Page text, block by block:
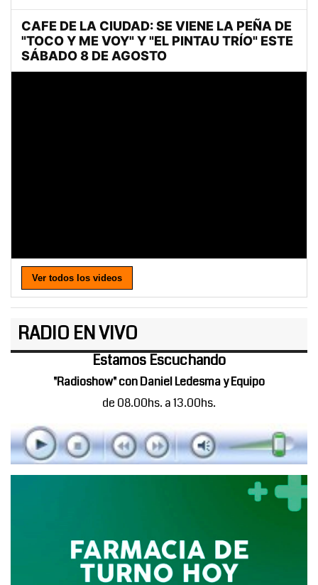
Ver todos los videos
RADIO EN VIVO
Estamos Escuchando
"Radioshow" con Daniel Ledesma y Equipo
de 08.00hs. a 13.00hs.